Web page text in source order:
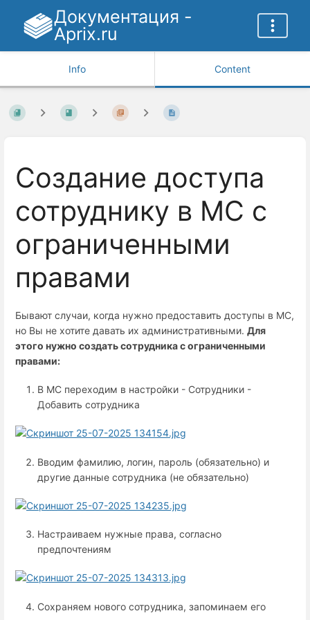
Документация -
Aprix.ru
Info Content
Создание доступа
сотруднику в МС с
ограниченными
правами
Бывают случаи, когда нужно предоставить доступы в МС,
но Вы не хотите давать их административными. Для
этого нужно создать сотрудника с ограниченными
правами:
В МС переходим в настройки - Сотрудники -
Добавить сотрудника
Вводим фамилию, логин, пароль (обязательно) и
другие данные сотрудника (не обязательно)
Настраиваем нужные права, согласно
предпочтениям
Сохраняем нового сотрудника, запоминаем его